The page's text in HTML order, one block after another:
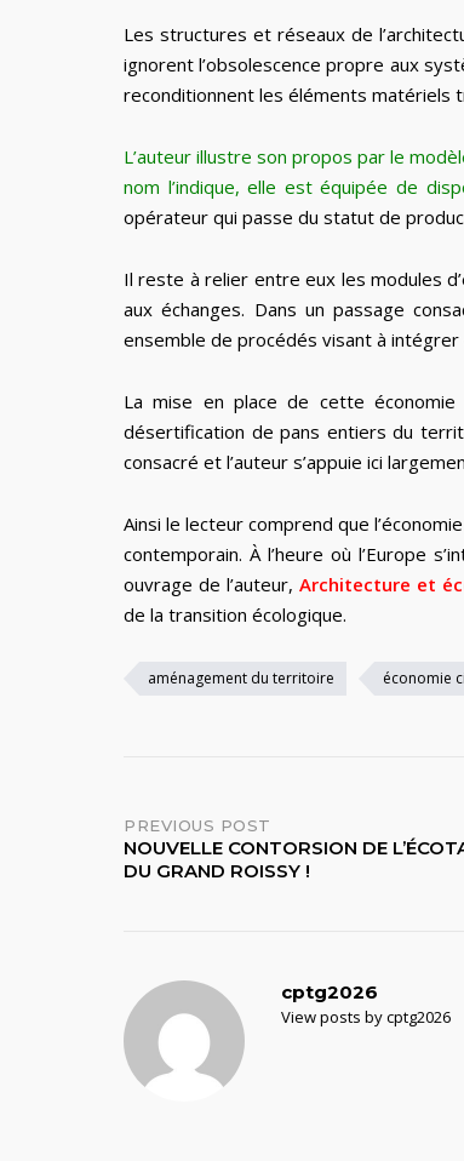
Les structures et réseaux de
ignorent l’obsolescence propre aux
reconditionnent les éléments matériels
L’auteur illustre son propos par le
nom l’indique, elle est équipée de
opérateur qui passe du statut de
Il reste à relier entre eux les modules
aux échanges. Dans un passage
ensemble de procédés visant à
La mise en place de cette
désertification de pans entiers du
consacré et l’auteur s’appuie ici
Ainsi le lecteur comprend que
contemporain. À l’heure où l’Europe
ouvrage de l’auteur, Architecture et
de la transition écologique.
aménagement du territoire économie
Post
navigation
PREVIOUS POST
NOUVELLE CONTORSION DE
DU GRAND ROISSY !
cptg2026
View posts by cptg2026